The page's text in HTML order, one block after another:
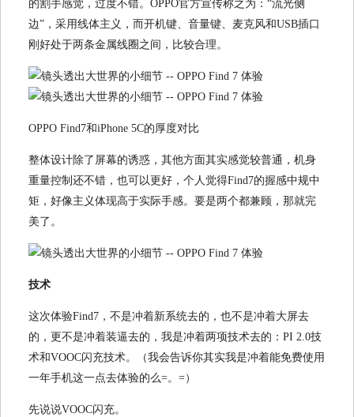
的割手感觉，过度不错。OPPO官方宣传称之为：“流光侧
边”，采用线体主义，而开机键、音量键、麦克风和USB插口
刚好处于两条金属线圈之间，比较合理。
OPPO Find7和iPhone 5C的厚度对比
整体设计除了屏幕的诱惑，其他方面其实感觉较普通，机身
重量控制还不错，也可以更好，个人觉得Find7的握感中规中
矩，好像主义体现高于实际手感。要是两个都兼顾，那就完
美了。
技术
这次体验Find7，不是冲着新系统去的，也不是冲着大屏去
的，更不是冲着装逼去的，我是冲着两项技术去的：PI 2.0技
术和VOOC闪充技术。（我会告诉你其实我是冲着能免费使用
一年手机这一点去体验的么=。=）
先说说VOOC闪充。